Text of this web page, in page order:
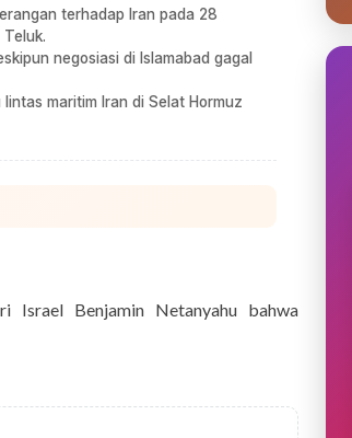
terhadap Iran pada 28
negosiasi di Islamabad gagal
maritim Iran di Selat Hormuz
Israel Benjamin Netanyahu bahwa